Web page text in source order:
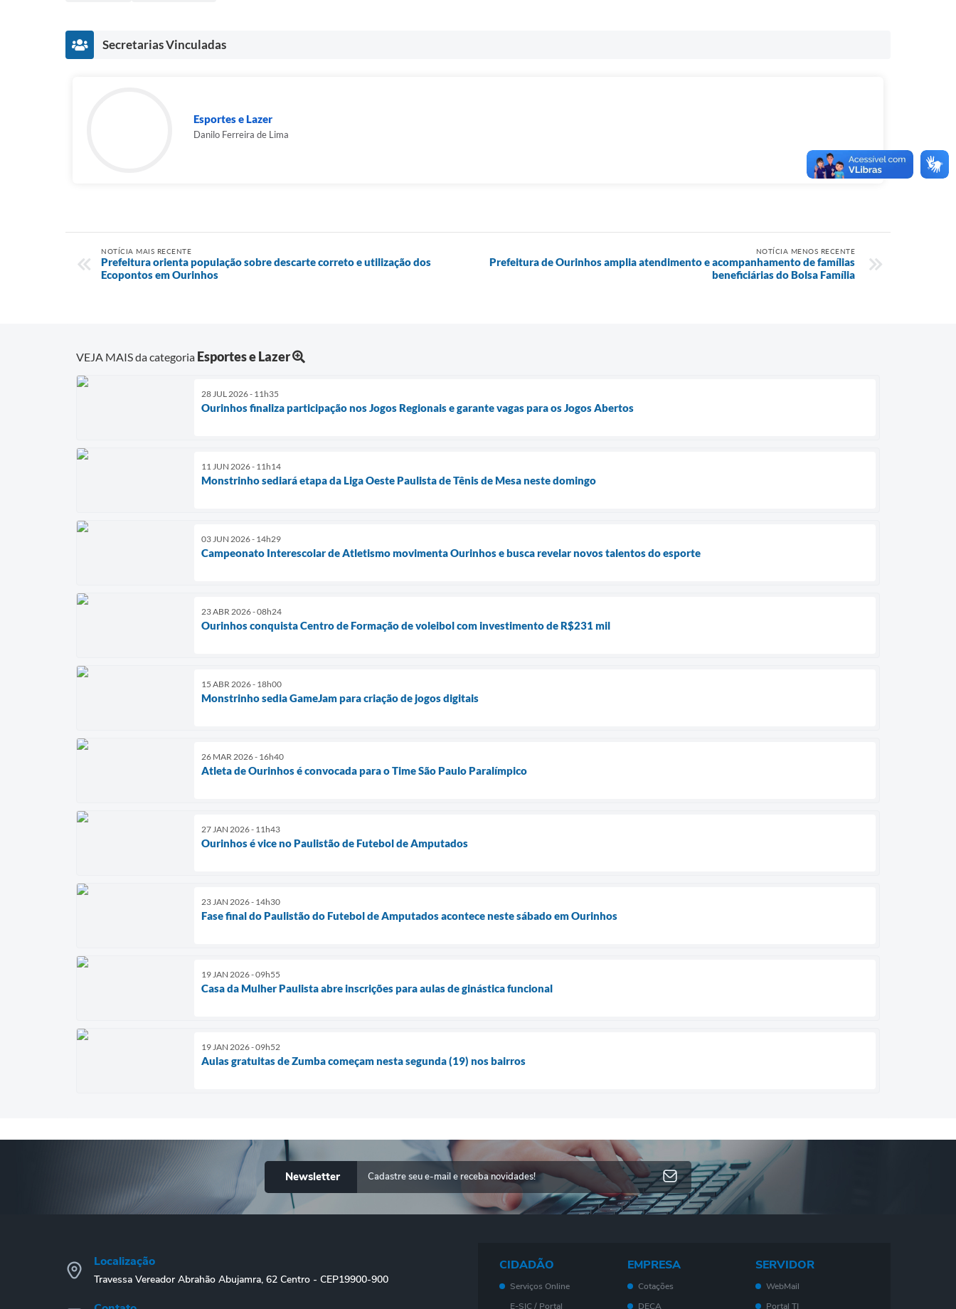
Secretarias Vinculadas
Esportes e Lazer
Danilo Ferreira de Lima
NOTÍCIA MAIS RECENTE
Prefeitura orienta população sobre descarte correto e utilização dos
Ecopontos em Ourinhos
NOTÍCIA MENOS RECENTE
Prefeitura de Ourinhos amplia atendimento e acompanhamento de famílias
beneficiárias do Bolsa Família
VEJA MAIS da categoria Esportes e Lazer
28 JUL 2026 - 11h35
Ourinhos finaliza participação nos Jogos Regionais e garante vagas para os Jogos Abertos
11 JUN 2026 - 11h14
Monstrinho sediará etapa da Liga Oeste Paulista de Tênis de Mesa neste domingo
03 JUN 2026 - 14h29
Campeonato Interescolar de Atletismo movimenta Ourinhos e busca revelar novos talentos do esporte
23 ABR 2026 - 08h24
Ourinhos conquista Centro de Formação de voleibol com investimento de R$231 mil
15 ABR 2026 - 18h00
Monstrinho sedia GameJam para criação de jogos digitais
26 MAR 2026 - 16h40
Atleta de Ourinhos é convocada para o Time São Paulo Paralímpico
27 JAN 2026 - 11h43
Ourinhos é vice no Paulistão de Futebol de Amputados
23 JAN 2026 - 14h30
Fase final do Paulistão do Futebol de Amputados acontece neste sábado em Ourinhos
19 JAN 2026 - 09h55
Casa da Mulher Paulista abre inscrições para aulas de ginástica funcional
19 JAN 2026 - 09h52
Aulas gratuitas de Zumba começam nesta segunda (19) nos bairros
Newsletter
Localização
Travessa Vereador Abrahão Abujamra, 62 Centro - CEP19900-900
CIDADÃO
Serviços Online
E-SIC / Portal
EMPRESA
Cotações
DECA
SERVIDOR
WebMail
Portal TI